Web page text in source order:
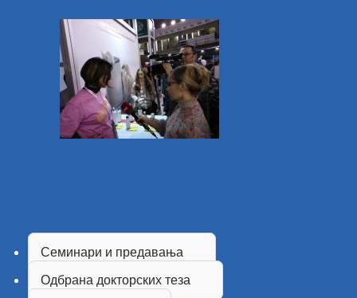
Семинари и предавања
Одбрана докторских теза